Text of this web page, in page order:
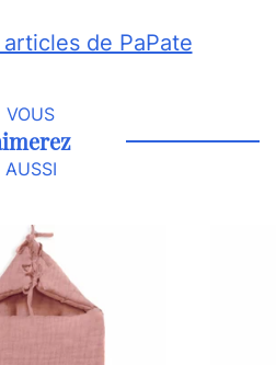
de PaPate
VOUS
AUSSI